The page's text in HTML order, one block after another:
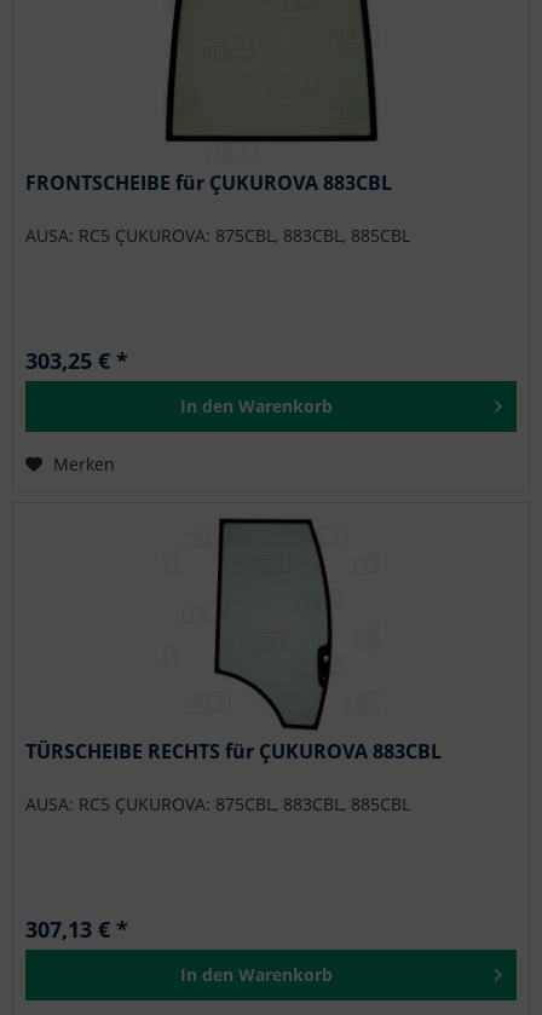
FRONTSCHEIBE für ÇUKUROVA 883CBL
AUSA: RC5 ÇUKUROVA: 875CBL, 883CBL, 885CBL
303,25 € *
In den Warenkorb
Merken
TÜRSCHEIBE RECHTS für ÇUKUROVA 883CBL
AUSA: RC5 ÇUKUROVA: 875CBL, 883CBL, 885CBL
307,13 € *
In den Warenkorb